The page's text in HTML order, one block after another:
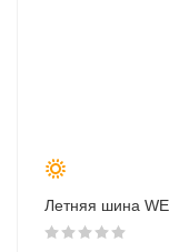
Летняя шина